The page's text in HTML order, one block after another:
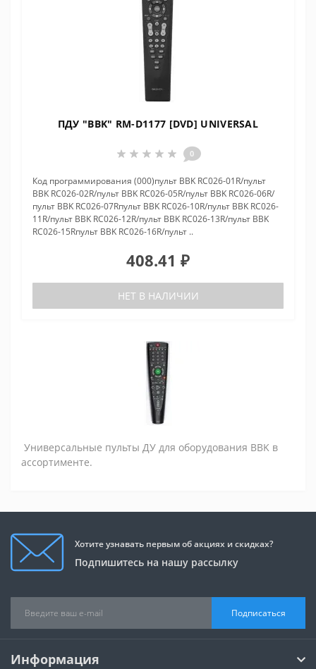
ПДУ "BBK" RM-D1177 [DVD] UNIVERSAL
0
Код программирования (000)пульт BBK RC026-01R/пульт
BBK RC026-02R/пульт BBK RC026-05R/пульт BBK RC026-06R/
пульт BBK RC026-07Rпульт BBK RC026-10R/пульт BBK RC026-
11R/пульт BBK RC026-12R/пульт BBK RC026-13R/пульт BBK
RC026-15Rпульт BBK RC026-16R/пульт ..
408.41 ₽
НЕТ В НАЛИЧИИ
Универсальные пульты ДУ для оборудования BBK в
ассортименте.
Хотите узнавать первым об акциях и скидках?
Подпишитесь на нашу рассылку
Подписаться
Информация